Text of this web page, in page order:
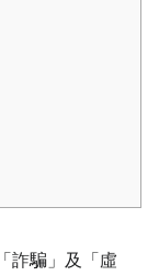
詐騙」及「虛